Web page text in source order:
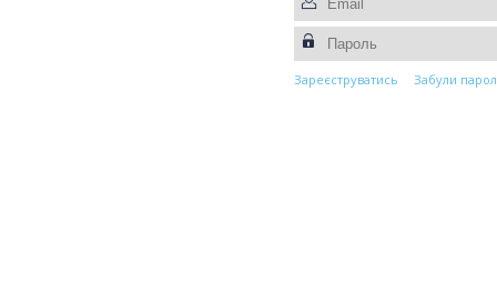
Зареєструватись Забули